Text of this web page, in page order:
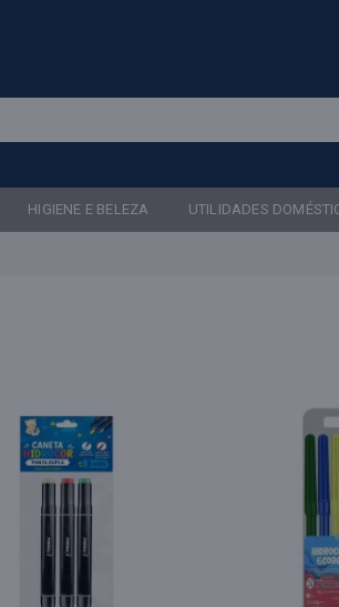
HIGIENE E BELEZA UTILIDADES